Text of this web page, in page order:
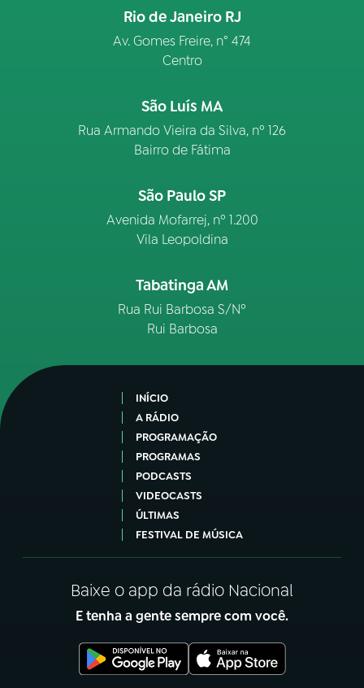
Rio de Janeiro RJ
Av. Gomes Freire, n° 474
Centro
São Luís MA
Rua Armando Vieira da Silva, nº 126
Bairro de Fátima
São Paulo SP
Avenida Mofarrej, nº 1.200
Vila Leopoldina
Tabatinga AM
Rua Rui Barbosa S/Nº
Rui Barbosa
INÍCIO
A RÁDIO
PROGRAMAÇÃO
PROGRAMAS
PODCASTS
VIDEOCASTS
ÚLTIMAS
FESTIVAL DE MÚSICA
Baixe o app da rádio Nacional
E tenha a gente sempre com você.